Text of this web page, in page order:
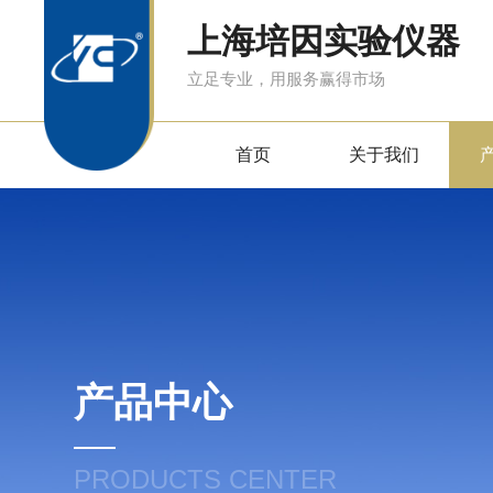
上海培因实验仪器
立足专业，用服务赢得市场
首页 关于我们
产品中心
PRODUCTS CENTER